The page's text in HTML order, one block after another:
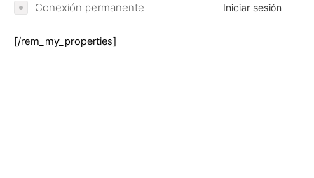
Conexión permanente Iniciar sesión
[/rem_my_properties]